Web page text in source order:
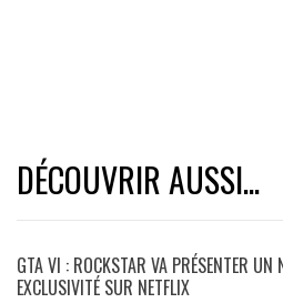
DÉCOUVRIR AUSSI...
GTA VI : ROCKSTAR VA PRÉSENTER UN
EXCLUSIVITÉ SUR NETFLIX